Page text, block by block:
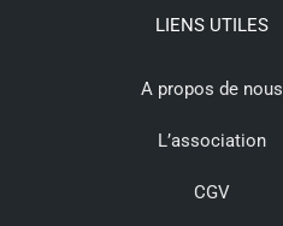
LIENS UTILES
A propos de nous
L’association
CGV